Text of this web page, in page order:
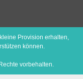
Provision erhalten,
können.
vorbehalten.